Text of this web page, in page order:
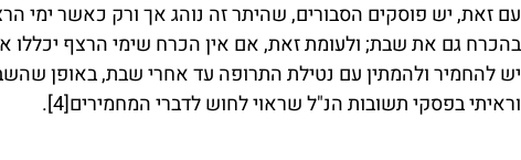
עם זאת, יש פוסקים הסבורים, שהיתר זה נוהג אך ורק כאשר ימי
בהכרח גם את שבת; ולעומת זאת, אם אין הכרח שימי הרצף יכללו
יש להחמיר ולהמתין עם נטילת התרופה עד אחרי שבת, באופן
וראיתי בפסקי תשובות הנ"ל שראוי לחוש לדברי המחמירים[4]
.